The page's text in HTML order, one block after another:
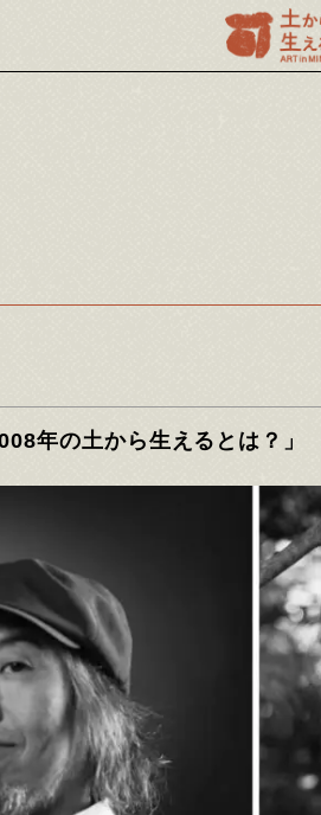
年の土から生えるとは？」